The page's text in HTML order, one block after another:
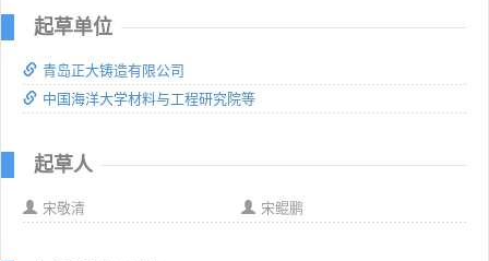
起草单位
青岛正大铸造有限公司
中国海洋大学材料与工程研究院等
起草人
宋敬清 宋鲲鹏